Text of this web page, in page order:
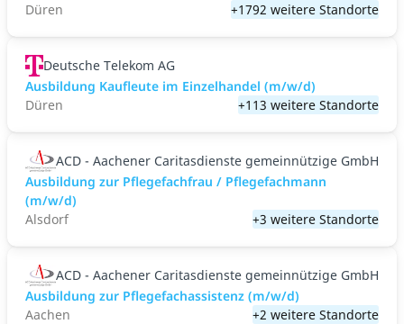
Düren
+1792 weitere Standorte
Deutsche Telekom AG
Ausbildung Kaufleute im Einzelhandel (m/w/d)
Düren
+113 weitere Standorte
ACD - Aachener Caritasdienste gemeinnützige GmbH
Ausbildung zur Pflegefachfrau / Pflegefachmann
(m/w/d)
Alsdorf
+3 weitere Standorte
ACD - Aachener Caritasdienste gemeinnützige GmbH
Ausbildung zur Pflegefachassistenz (m/w/d)
Aachen
+2 weitere Standorte